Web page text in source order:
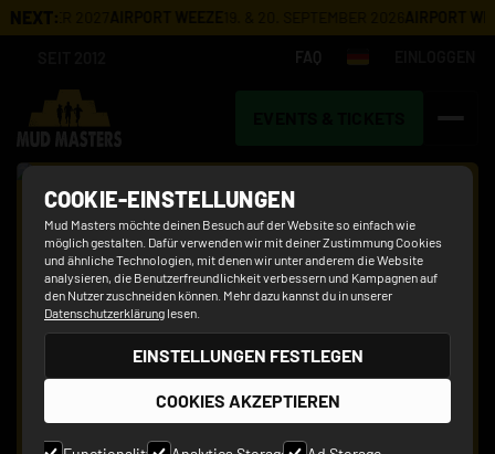
COOKIE-EINSTELLUNGEN
Mud Masters möchte deinen Besuch auf der Website so einfach wie
möglich gestalten. Dafür verwenden wir mit deiner Zustimmung Cookies
und ähnliche Technologien, mit denen wir unter anderem die Website
analysieren, die Benutzerfreundlichkeit verbessern und Kampagnen auf
den Nutzer zuschneiden können. Mehr dazu kannst du in unserer
Datenschutzerklärung lesen.
EINSTELLUNGEN FESTLEGEN
COOKIES AKZEPTIEREN
FAQ
FAQ